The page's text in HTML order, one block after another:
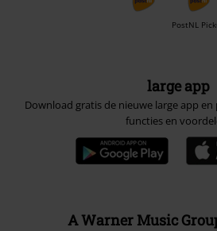
PostNL
large app
Download gratis de nieuwe large app
functies en
A Warner Music